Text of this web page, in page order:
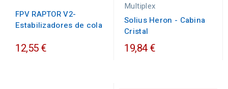
FPV RAPTOR V2-
Estabilizadores de cola
12,55 €
Multiplex
Solius Heron - Cabina
Cristal
19,84 €